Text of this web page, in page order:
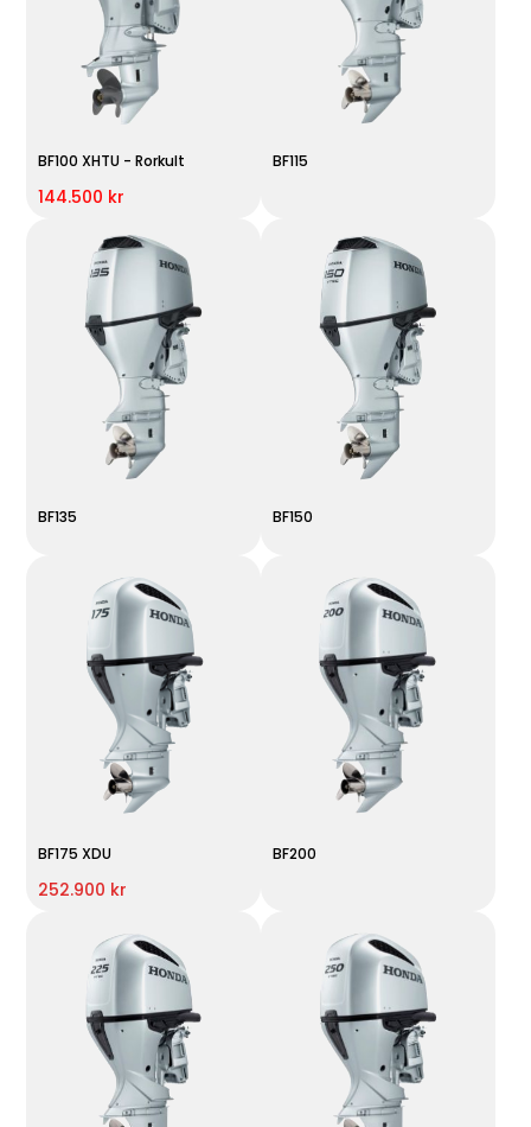
BF100 XHTU - Rorkult
144.500 kr
BF115
BF135 BF150
BF175 XDU
252.900 kr
BF200